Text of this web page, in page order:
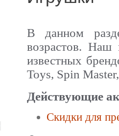
В данном
возрастов. Наш
известных
Toys, Spin
Действующие
Скидки для